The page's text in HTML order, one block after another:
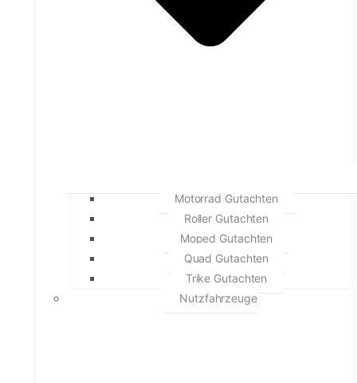
Motorrad Gutachten
Roller Gutachten
Moped Gutachten
Quad Gutachten
Trike Gutachten
Nutzfahrzeuge